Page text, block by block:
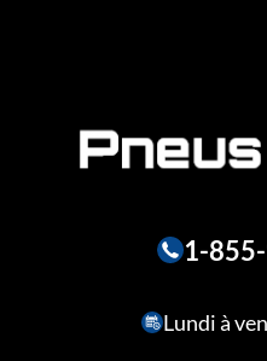
1-
Lundi à